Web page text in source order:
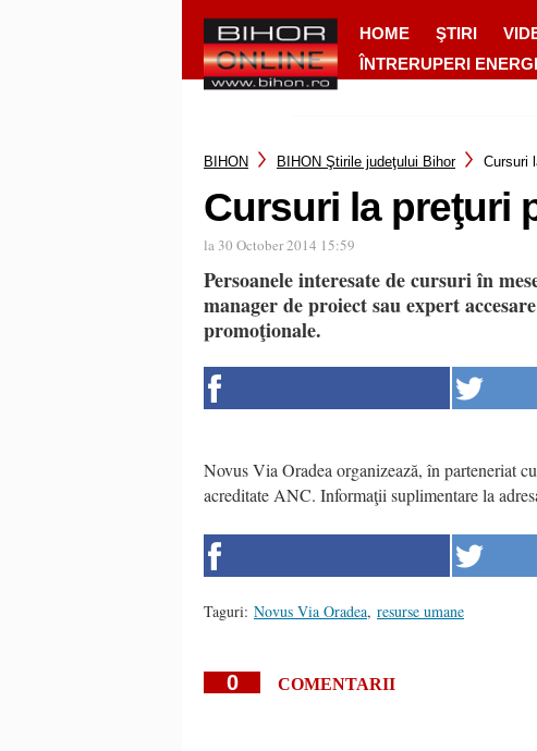
HOME ŞTIRI
ÎNTRERUPERI
BIHON BIHON Ştirile judeţului Bihor Cursuri
Cursuri la preţuri
la 30 October 2014 15:59
Persoanele interesate de cursuri în
manager de proiect sau expert
promoţionale.
Novus Via Oradea organizează, în parteneriat
acreditate ANC. Informaţii suplimentare la
Taguri: Novus Via Oradea, resurse umane
0 COMENTARII